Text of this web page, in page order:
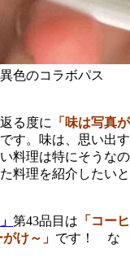
色のコラボパス
る度に
「味は写真が
す。味は、思い出す
料理は特にそうなの
料理を紹介したいと
第43品目は 「コーヒ
け～」 です！ な